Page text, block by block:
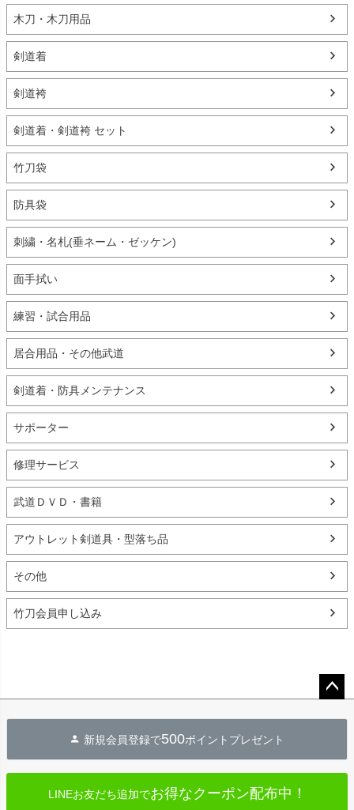
木刀・木刀用品
剣道着
剣道袴
剣道着・剣道袴 セット
竹刀袋
防具袋
刺繍・名札(垂ネーム・ゼッケン)
面手拭い
練習・試合用品
居合用品・その他武道
剣道着・防具メンテナンス
サポーター
修理サービス
武道ＤＶＤ・書籍
アウトレット剣道具・型落ち品
その他
竹刀会員申し込み
へ
新規会員登録で500ポイントプレゼント
LINEお友だち追加でお得なクーポン配布中！